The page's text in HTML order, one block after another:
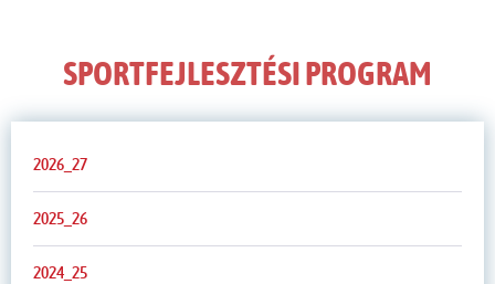
SPORTFEJLESZTÉSI PROGRAM
2026_27
2025_26
2024_25